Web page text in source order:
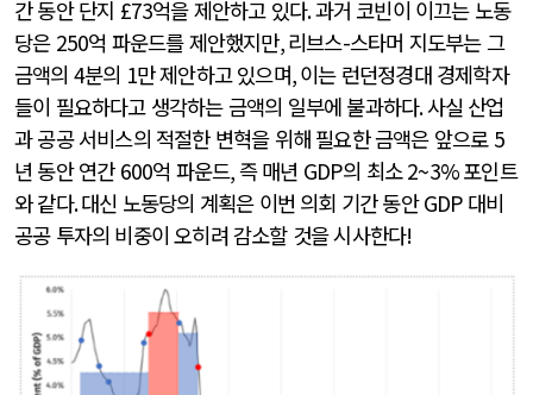
간 동안 단지 £73억을 제안하고 있다.과거 코빈이 이끄는 노동
당은 250억 파운드를 제안했지만,리브스-스타머 지도부는 그
금액의 4분의 1만 제안하고 있으며,이는 런던정경대 경제학자
들이 필요하다고 생각하는 금액의 일부에 불과하다.사실 산업
과 공공 서비스의 적절한 변혁을 위해 필요한 금액은 앞으로 5
년 동안 연간 600억 파운드,즉 매년 GDP의 최소2~3%포인트
와 같다.대신 노동당의 계획은 이번 의회 기간 동안GDP 대비
공공 투자의 비중이 오히려 감소할 것을 시사한다!